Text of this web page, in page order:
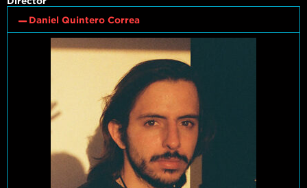
Daniel Quintero Correa